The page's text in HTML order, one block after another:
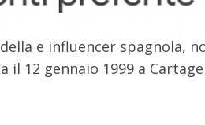
e influencer spagnola,
il 12 gennaio 1999 a